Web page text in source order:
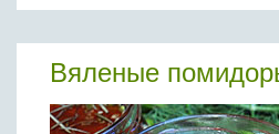
Вяленые